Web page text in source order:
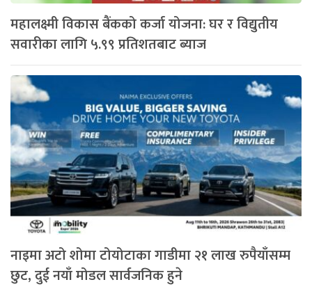
महालक्ष्मी विकास बैंकको कर्जा योजना: घर र विद्युतीय
सवारीका लागि ५.९९ प्रतिशतबाट ब्याज
नाइमा अटो शोमा टोयोटाका गाडीमा २१ लाख रुपैयाँसम्म
छुट, दुई नयाँ मोडल सार्वजनिक हुने